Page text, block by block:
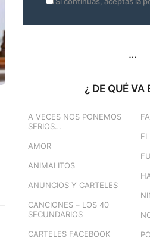
…
¿ DE QUÉ VA
A VECES NOS PONEMOS
SERIOS…
AMOR
ANIMALITOS
ANUNCIOS Y CARTELES
CANCIONES – LOS 40
SECUNDARIOS
CARTELES FACEBOOK